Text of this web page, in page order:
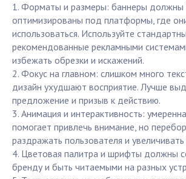
1. Форматы и размеры: баннеры должны
оптимизированы под платформы, где
использоваться. Используйте
рекомендованные рекламными
избежать обрезки и искажений.
2. Фокус на главном: слишком много
дизайн ухудшают восприятие. Лучше
предложение и призыв к действию.
3. Анимация и интерактивность:
помогает привлечь внимание, но
раздражать пользователя и
4. Цветовая палитра и шрифты должны
бренду и быть читаемыми на разных